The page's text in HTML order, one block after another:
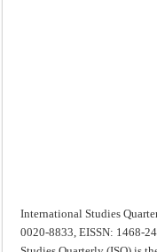
International Studies
0020-8833, EISSN: 1468-